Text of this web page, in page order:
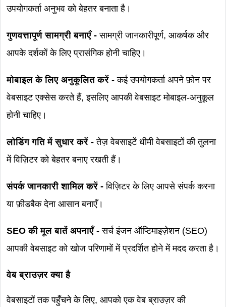
उपयोगकर्ता अनुभव को बेहतर बनाता है।
गुणवत्तापूर्ण सामग्री बनाएँ -सामग्री जानकारीपूर्ण, आकर्षक और
आपके दर्शकों के लिए प्रासंगिक होनी चाहिए।
मोबाइल के लिए अनुकूलित करें -कई उपयोगकर्ता अपने फ़ोन पर
वेबसाइट एक्सेस करते हैं, इसलिए आपकी वेबसाइट मोबाइल-अनुकूल
होनी चाहिए।
लोडिंग गति में सुधार करें - तेज़ वेबसाइटें धीमी वेबसाइटों की तुलना
में विज़िटर को बेहतर बनाए रखती हैं।
संपर्क जानकारी शामिल करें -विज़िटर के लिए आपसे संपर्क करना
या फ़ीडबैक देना आसान बनाएँ।
SEO की मूल बातें अपनाएँ -सर्च इंजन ऑप्टिमाइज़ेशन (SEO)
आपकी वेबसाइट को खोज परिणामों में प्रदर्शित होने में मदद करता है।
वेब ब्राउज़र क्या है
वेबसाइटों तक पहुँचने के लिए, आपको एक वेब ब्राउज़र की